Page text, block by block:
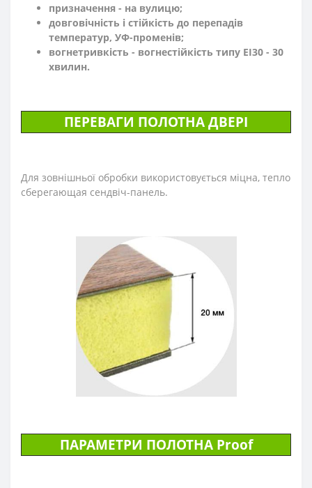
призначення - на вулицю;
довговічність і стійкість до перепадів
температур, УФ-променів;
вогнетривкість - вогнестійкість типу EI30 - 30
хвилин.
ПЕРЕВАГИ ПОЛОТНА ДВЕРІ
Для зовнішньої обробки використовується міцна, тепло
сберегающая сендвіч-панель.
ПАРАМЕТРИ ПОЛОТНА Proof